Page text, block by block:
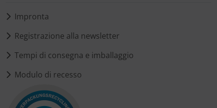
Impronta
Registrazione alla newsletter
Tempi di consegna e imballaggio
Modulo di recesso